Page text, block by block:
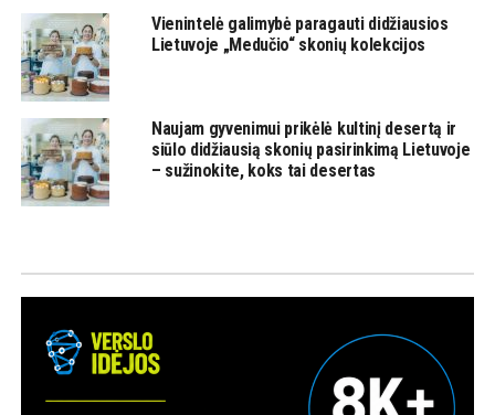
Vienintelė galimybė paragauti didžiausios
Lietuvoje „Medučio“ skonių kolekcijos
Naujam gyvenimui prikėlė kultinį desertą ir
siūlo didžiausią skonių pasirinkimą Lietuvoje
– sužinokite, koks tai desertas